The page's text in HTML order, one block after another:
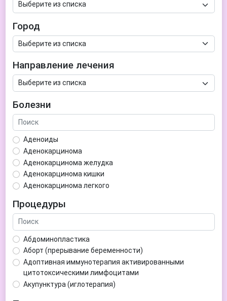
Город
Направление лечения
Болезни
Аденоиды
Аденокарцинома
Аденокарцинома желудка
Аденокарцинома кишки
Аденокарцинома легкого
Аденома гипофиза
Аденома простаты
Аденома щитовидной железы
Аденомиоз
Адентия
Азооспермия
Акне (угри)
Алкоголизм
Процедуры
Абдоминопластика
Аборт (прерывание беременности)
Адоптивная иммунотерапия активированными
цитотоксическими лимфоцитами
Акупунктура (иглотерапия)